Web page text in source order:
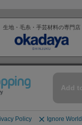
生地・毛糸・手芸材料の専門店
会社オカダヤ
く表記 プライバシーポリシー